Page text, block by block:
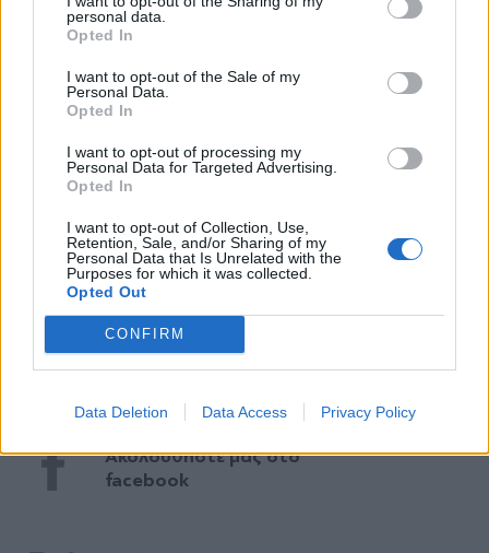
personal data.
Opted In
I want to opt-out of the Sale of my
Personal Data.
Opted In
I want to opt-out of processing my
Personal Data for Targeted Advertising.
Opted In
I want to opt-out of Collection, Use,
Retention, Sale, and/or Sharing of my
Personal Data that Is Unrelated with the
Purposes for which it was collected.
Opted Out
CONFIRM
Data Deletion Data Access Privacy Policy
TAGS:
#Δημοσκόπηση Alco #Δημοσκόπη#Υπουργοί #Νίκος
Ακολουθήστε το
parapolitika.gr στο Google
News για άμεση και έγκυρη
ενημέρωση
Ακολουθήστε μας στο
facebook
Αποδέχομαι τους
και την πολιτική απορρήτου
X